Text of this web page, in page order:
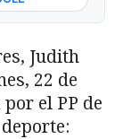
Judith
22 de
el PP de